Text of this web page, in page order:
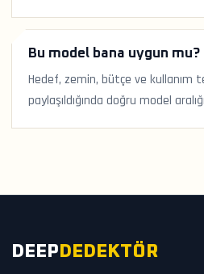
Bu model bana uygun mu?
Hedef, zemin, bütçe ve kullanım
paylaşıldığında doğru model aralığı
DEEP DEDEKTÖR